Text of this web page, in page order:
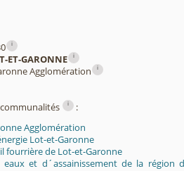
i
ET-GARONNE i
Agglomération i
i
:
Agglomération
Lot-et-Garonne
fourrière de Lot-et-Garonne
eaux et d´assainissement de la région